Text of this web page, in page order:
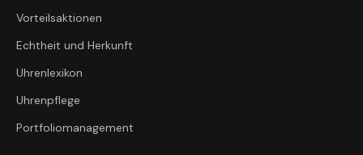
Vorteilsaktionen
Echtheit und Herkunft
Uhrenlexikon
Uhrenpflege
Portfoliomanagement